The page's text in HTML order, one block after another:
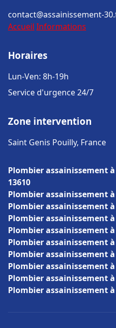
contact@assainissement-
Accueil Informations
Horaires
Lun-Ven: 8h-19h
Service d'urgence 24/7
Zone intervention
Saint Genis Pouilly, France
Plombier assainissement
13610
Plombier assainissement à
Plombier assainissement à
Plombier assainissement à
Plombier assainissement à
Plombier assainissement
Plombier assainissement
Plombier assainissement
Plombier assainissement
Plombier assainissement à